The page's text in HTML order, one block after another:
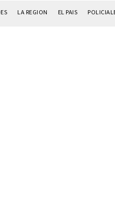
LA REGION EL PAIS